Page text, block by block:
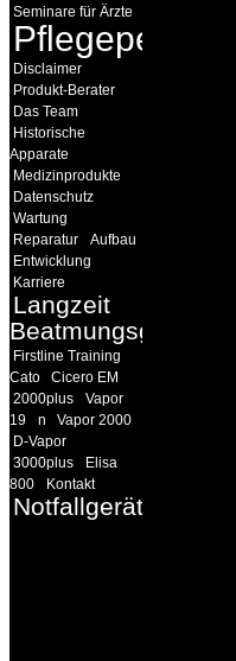
Seminare für Ärzte
Pflegepersonal
Disclaimer
Produkt-Berater
Das Team
Historische
Apparate
Medizinprodukte
Datenschutz
Wartung
Reparatur
Aufbau
Entwicklung
Karriere
Langzeit
Beatmungsgeräte
Firstline Training
Cato
Cicero EM
2000plus
Vapor
19
n
Vapor 2000
D-Vapor
3000plus
Elisa
800
Kontakt
Notfallgeräte